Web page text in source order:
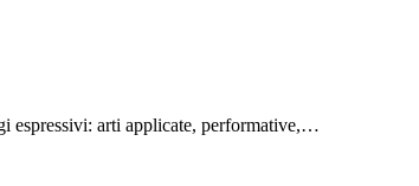
espressivi: arti applicate, performative,…